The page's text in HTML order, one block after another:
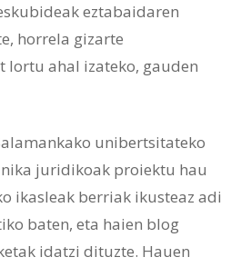
eztabaidaren
horrela gizarte
lortu ahal izateko, gauden
unibertsitateko
juridikoak proiektu hau
ikasleak berriak ikusteaz adi
baten, eta haien blog
idatzi dituzte. Hauen